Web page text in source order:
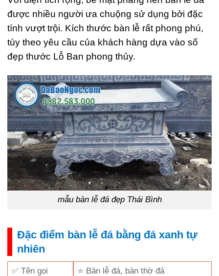
được nhiều người ưa chuộng sử dụng bởi đặc
tính vượt trội. Kích thước bàn lễ rất phong phú,
tùy theo yêu cầu của khách hàng dựa vào số
đẹp thước Lỗ Ban phong thủy.
mẫu bàn lễ đá đẹp Thái Bình
Đặc điểm bàn lễ đá bằng đá xanh tự
nhiên
✅ Tên gọi ⭐ Bàn lễ đá, bàn thờ đá